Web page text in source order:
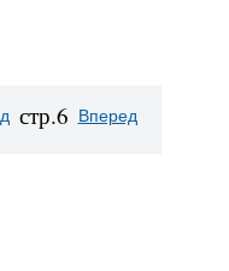
стр.6 Вперед